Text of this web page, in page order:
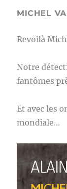
MICHEL
Revoilà
Notre
fantômes
Et avec les
mondiale…